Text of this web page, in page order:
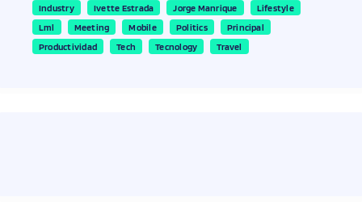
Industry
Ivette Estrada Jorge Manrique
Lifestyle
Lml
Meeting Mobile Politics
Principal
Productividad
Tech Tecnology Travel